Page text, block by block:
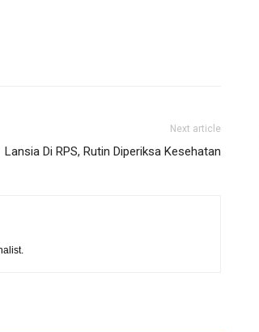
Next article
Lansia Di RPS, Rutin Diperiksa Kesehatan